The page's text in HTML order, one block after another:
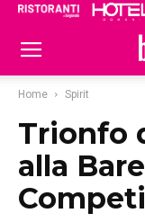
Home Spirit
Trionfo
alla